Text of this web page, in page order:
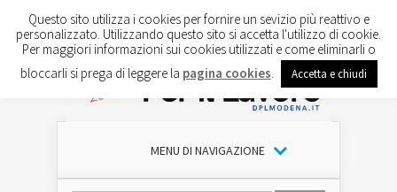
MENU DI NAVIGAZIONE
Questo sito utilizza i cookies per fornire un sevizio più reattivo e
personalizzato. Utilizzando questo sito si accetta l'utilizzo di cookie.
Per maggiori informazioni sui cookies utilizzati e come eliminarli o
bloccarli si prega di leggere la pagina cookies Accetta e chiudi